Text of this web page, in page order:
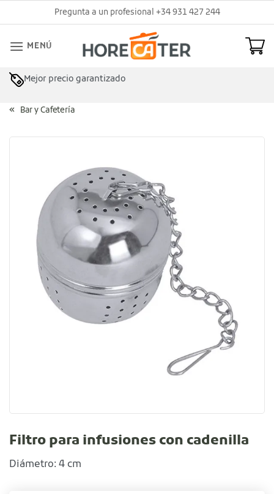
al
Pregunta a un profesional +34 931 427 244
MENÚ
Mejor precio garantizado
Bar y Cafetería
Filtro para infusiones con cadenilla
Diámetro: 4 cm